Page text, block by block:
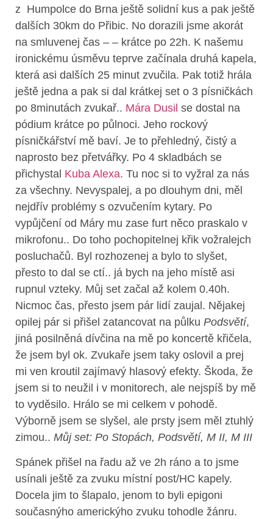
z Humpolce do Brna ještě solidní kus a pak ještě
dalších 30km do Přibic. No dorazili jsme akorát
na smluvenej čas – – krátce po 22h. K našemu
ironickému úsměvu teprve začínala druhá kapela,
která asi dalších 25 minut zvučila. Pak totiž hrála
ještě jedna a pak si dal krátkej set o 3 písničkách
po 8minutách zvukař.. Mára Dusil se dostal na
pódium krátce po půlnoci. Jeho rockový
písničkářství mě baví. Je to přehledný, čistý a
naprosto bez přetvářky. Po 4 skladbách se
přichystal Kuba Alexa. Tu noc si to vyžral za nás
za všechny. Nevyspalej, a po dlouhym dni, měl
nejdřív problémy s ozvučením kytary. Po
vypůjčení od Máry mu zase furt něco praskalo v
mikrofonu.. Do toho pochopitelnej křik vožralejch
posluchačů. Byl rozhozenej a bylo to slyšet,
přesto to dal se ctí.. já bych na jeho místě asi
rupnul vzteky. Můj set začal až kolem 0.40h.
Nicmoc čas, přesto jsem pár lidí zaujal. Nějakej
opilej pár si přišel zatancovat na půlku Podsvětí,
jiná posilněná dívčina na mě po koncertě křičela,
že jsem byl ok. Zvukaře jsem taky oslovil a prej
mi ven kroutil zajímavý hlasový efekty. Škoda, že
jsem si to neužil i v monitorech, ale nejspíš by mě
to vyděsilo. Hrálo se mi celkem v pohodě.
Výborně jsem se slyšel, ale prsty jsem měl ztuhlý
zimou.. Můj set: Po Stopách, Podsvětí, M II, M III
Spánek přišel na řadu až ve 2h ráno a to jsme
usínali ještě za zvuku místní post/HC kapely.
Docela jim to šlapalo, jenom to byli epigoni
současnýho americkýho zvuku tohodle žánru.